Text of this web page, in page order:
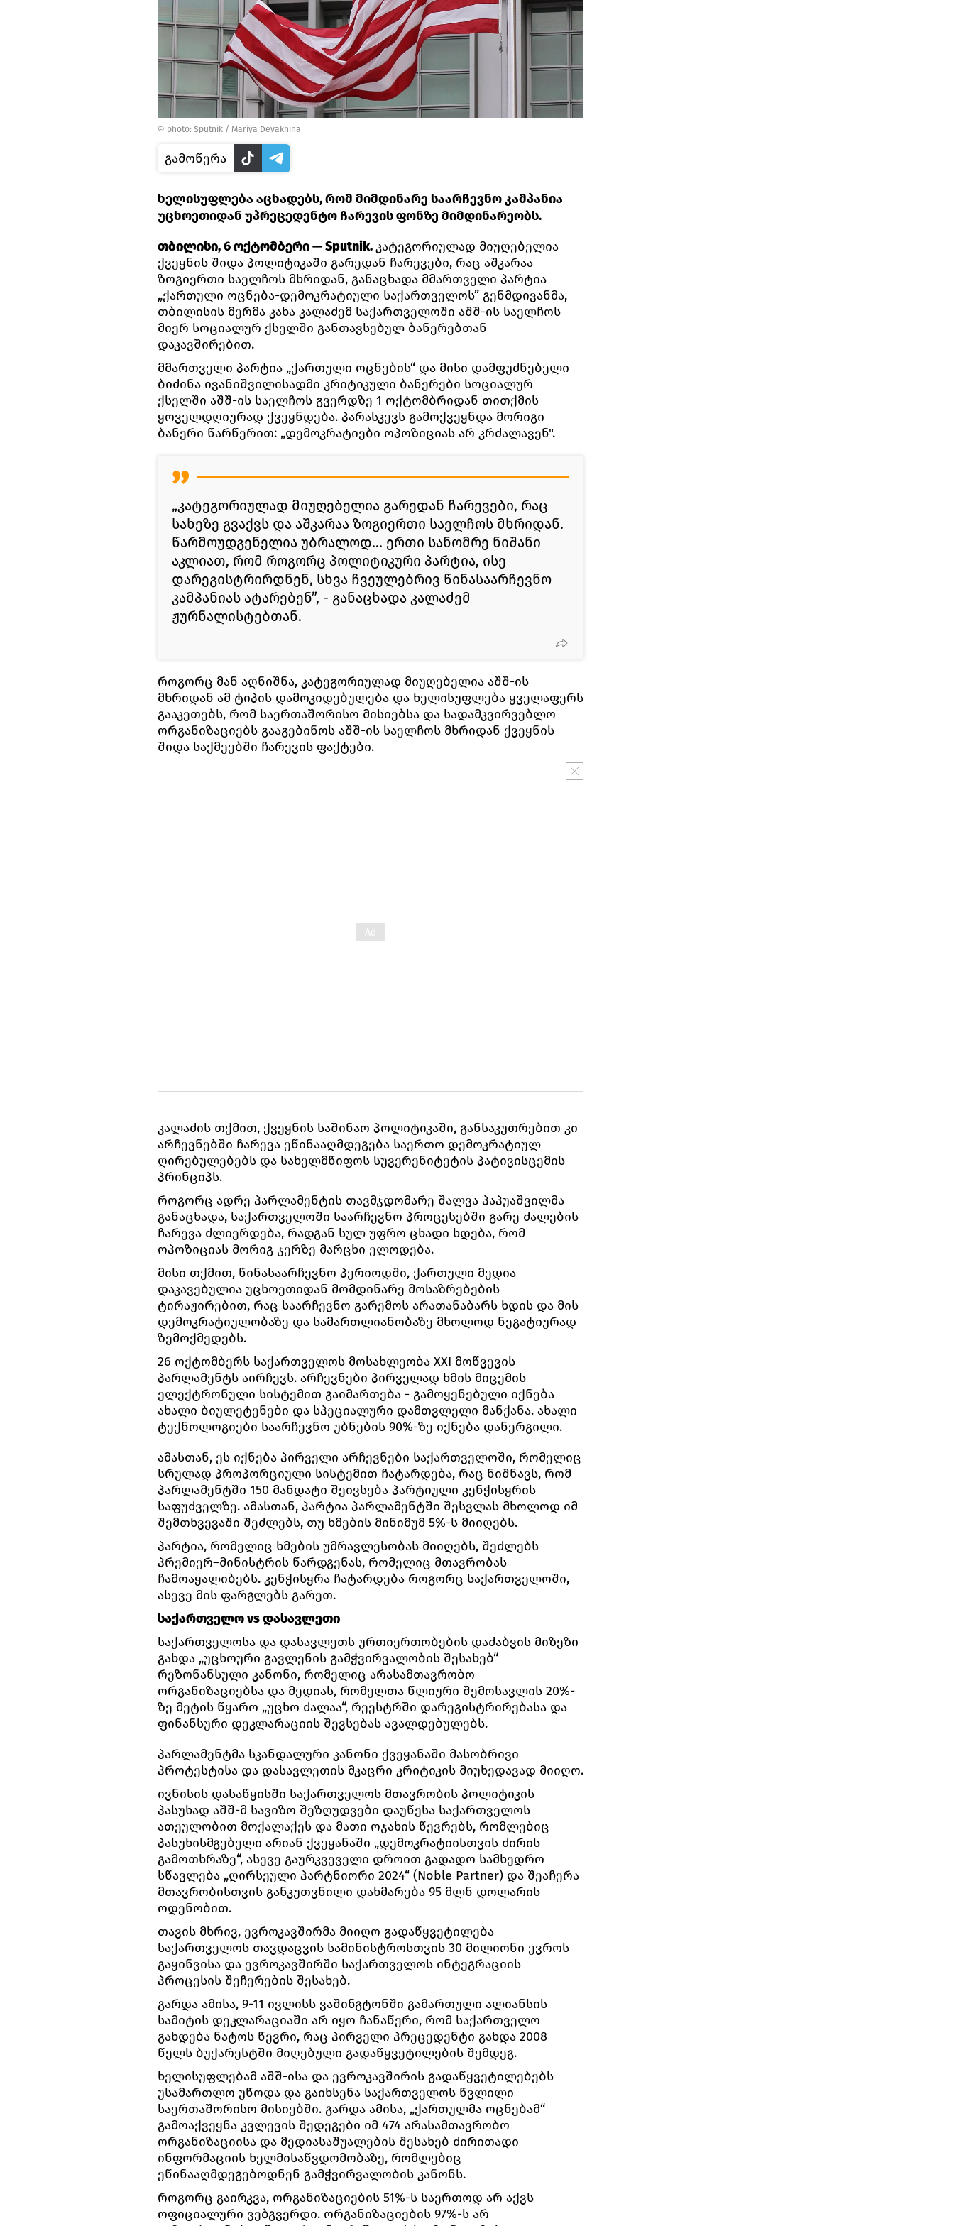
© photo: Sputnik / Mariya Devakhina
გამოწერა
ხელისუფლება აცხადებს, რომ მიმდინარე საარჩევნო კამპანია
უცხოეთიდან უპრეცედენტო ჩარევის ფონზე მიმდინარეობს.
თბილისი, 6 ოქტომბერი — Sputnik.კატეგორიულად მიუღებელია
ქვეყნის შიდა პოლიტიკაში გარედან ჩარევები, რაც აშკარაა
ზოგიერთი საელჩოს მხრიდან, განაცხადა მმართველი პარტია
„ქართული ოცნება-დემოკრატიული საქართველოს” გენმდივანმა,
თბილისის მერმა კახა კალაძემ საქართველოში აშშ-ის საელჩოს
მიერ სოციალურ ქსელში განთავსებულ ბანერებთან
დაკავშირებით.
მმართველი პარტია „ქართული ოცნების“ და მისი დამფუძნებელი
ბიძინა ივანიშვილისადმი კრიტიკული ბანერები სოციალურ
ქსელში აშშ-ის საელჩოს გვერდზე 1 ოქტომბრიდან თითქმის
ყოველდღიურად ქვეყნდება. პარასკევს გამოქვეყნდა მორიგი
ბანერი წარწერით: „დემოკრატიები ოპოზიციას არ კრძალავენ".
„კატეგორიულად მიუღებელია გარედან ჩარევები, რაც
სახეზე გვაქვს და აშკარაა ზოგიერთი საელჩოს მხრიდან.
წარმოუდგენელია უბრალოდ... ერთი სანომრე ნიშანი
აკლიათ, რომ როგორც პოლიტიკური პარტია, ისე
დარეგისტრირდნენ, სხვა ჩვეულებრივ წინასაარჩევნო
კამპანიას ატარებენ”, - განაცხადა კალაძემ
ჟურნალისტებთან.
როგორც მან აღნიშნა, კატეგორიულად მიუღებელია აშშ-ის
მხრიდან ამ ტიპის დამოკიდებულება და ხელისუფლება ყველაფერს
გააკეთებს, რომ საერთაშორისო მისიებსა და სადამკვირვებლო
ორგანიზაციებს გააგებინოს აშშ-ის საელჩოს მხრიდან ქვეყნის
შიდა საქმეებში ჩარევის ფაქტები.
კალაძის თქმით, ქვეყნის საშინაო პოლიტიკაში, განსაკუთრებით კი
არჩევნებში ჩარევა ეწინააღმდეგება საერთო დემოკრატიულ
ღირებულებებს და სახელმწიფოს სუვერენიტეტის პატივისცემის
პრინციპს.
როგორც ადრე პარლამენტის თავმჯდომარე შალვა პაპუაშვილმა
განაცხადა, საქართველოში საარჩევნო პროცესებში გარე ძალების
ჩარევა ძლიერდება, რადგან სულ უფრო ცხადი ხდება, რომ
ოპოზიციას მორიგ ჯერზე მარცხი ელოდება.
მისი თქმით, წინასაარჩევნო პერიოდში, ქართული მედია
დაკავებულია უცხოეთიდან მომდინარე მოსაზრებების
ტირაჟირებით, რაც საარჩევნო გარემოს არათანაბარს ხდის და მის
დემოკრატიულობაზე და სამართლიანობაზე მხოლოდ ნეგატიურად
ზემოქმედებს.
26 ოქტომბერს საქართველოს მოსახლეობა XXI მოწვევის
პარლამენტს აირჩევს. არჩევნები პირველად ხმის მიცემის
ელექტრონული სისტემით გაიმართება - გამოყენებული იქნება
ახალი ბიულეტენები და სპეციალური დამთვლელი მანქანა. ახალი
ტექნოლოგიები საარჩევნო უბნების 90%-ზე იქნება დანერგილი.
ამასთან, ეს იქნება პირველი არჩევნები საქართველოში, რომელიც
სრულად პროპორციული სისტემით ჩატარდება, რაც ნიშნავს, რომ
პარლამენტში 150 მანდატი შეივსება პარტიული კენჭისყრის
საფუძველზე. ამასთან, პარტია პარლამენტში შესვლას მხოლოდ იმ
შემთხვევაში შეძლებს, თუ ხმების მინიმუმ 5%-ს მიიღებს.
პარტია, რომელიც ხმების უმრავლესობას მიიღებს, შეძლებს
პრემიერ–მინისტრის წარდგენას, რომელიც მთავრობას
ჩამოაყალიბებს. კენჭისყრა ჩატარდება როგორც საქართველოში,
ასევე მის ფარგლებს გარეთ.
საქართველო vs დასავლეთი
საქართველოსა და დასავლეთს ურთიერთობების დაძაბვის მიზეზი
გახდა „უცხოური გავლენის გამჭვირვალობის შესახებ“
რეზონანსული კანონი, რომელიც არასამთავრობო
ორგანიზაციებსა და მედიას, რომელთა წლიური შემოსავლის 20%-
ზე მეტის წყარო „უცხო ძალაა“, რეესტრში დარეგისტრირებასა და
ფინანსური დეკლარაციის შევსებას ავალდებულებს.
პარლამენტმა სკანდალური კანონი ქვეყანაში მასობრივი
პროტესტისა და დასავლეთის მკაცრი კრიტიკის მიუხედავად მიიღო.
ივნისის დასაწყისში საქართველოს მთავრობის პოლიტიკის
პასუხად აშშ-მ სავიზო შეზღუდვები დაუწესა საქართველოს
ათეულობით მოქალაქეს და მათი ოჯახის წევრებს, რომლებიც
პასუხისმგებელი არიან ქვეყანაში „დემოკრატიისთვის ძირის
გამოთხრაზე“, ასევე გაურკვეველი დროით გადადო სამხედრო
სწავლება „ღირსეული პარტნიორი 2024“ (Noble Partner) და შეაჩერა
მთავრობისთვის განკუთვნილი დახმარება 95 მლნ დოლარის
ოდენობით.
თავის მხრივ, ევროკავშირმა მიიღო გადაწყვეტილება
საქართველოს თავდაცვის სამინისტროსთვის 30 მილიონი ევროს
გაყინვისა და ევროკავშირში საქართველოს ინტეგრაციის
პროცესის შეჩერების შესახებ.
გარდა ამისა, 9-11 ივლისს ვაშინგტონში გამართული ალიანსის
სამიტის დეკლარაციაში არ იყო ჩანაწერი, რომ საქართველო
გახდება ნატოს წევრი, რაც პირველი პრეცედენტი გახდა 2008
წელს ბუქარესტში მიღებული გადაწყვეტილების შემდეგ.
ხელისუფლებამ აშშ-ისა და ევროკავშირის გადაწყვეტილებებს
უსამართლო უწოდა და გაიხსენა საქართველოს წვლილი
საერთაშორისო მისიებში. გარდა ამისა, „ქართულმა ოცნებამ“
გამოაქვეყნა კვლევის შედეგები იმ 474 არასამთავრობო
ორგანიზაციისა და მედიასაშუალების შესახებ ძირითადი
ინფორმაციის ხელმისაწვდომობაზე, რომლებიც
ეწინააღმდეგებოდნენ გამჭვირვალობის კანონს.
როგორც გაირკვა, ორგანიზაციების 51%-ს საერთოდ არ აქვს
ოფიციალური ვებგვერდი. ორგანიზაციების 97%-ს არ